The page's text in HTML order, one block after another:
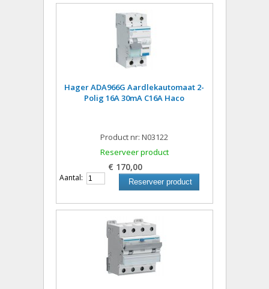
Hager ADA966G Aardlekautomaat 2-
Polig 16A 30mA C16A Haco
Product nr: N03122
Reserveer product
€ 170,00
Aantal: Reserveer product